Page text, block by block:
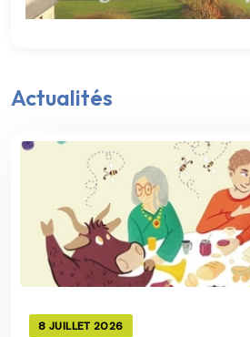
Actualités
8 JUILLET 2026